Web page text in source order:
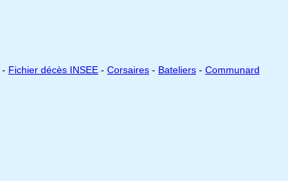
- Fichier décès INSEE - Corsaires - Bateliers - Communard